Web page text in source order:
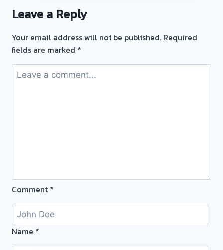
จำนำ
:
เลือก
ที่
Leave a Reply
Your email address will not be published. Required
fields are marked *
Comment *
Name *